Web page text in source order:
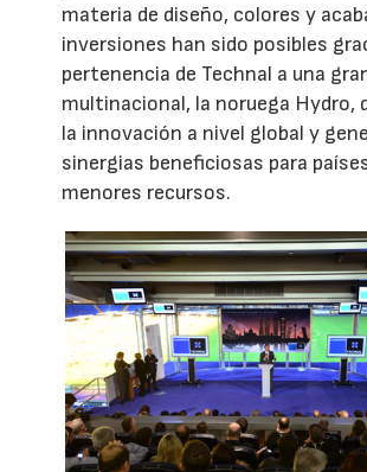
materia de diseño, colores y
inversiones han sido posibles
pertenencia de Technal a una
multinacional, la noruega Hydro,
la innovación a nivel global y
sinergias beneficiosas para
menores recursos.